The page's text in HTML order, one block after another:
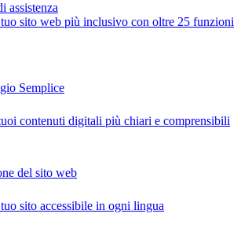
assistenza
sito web più inclusivo con oltre 25 funzioni
Semplice
contenuti digitali più chiari e comprensibili
del sito web
sito accessibile in ogni lingua